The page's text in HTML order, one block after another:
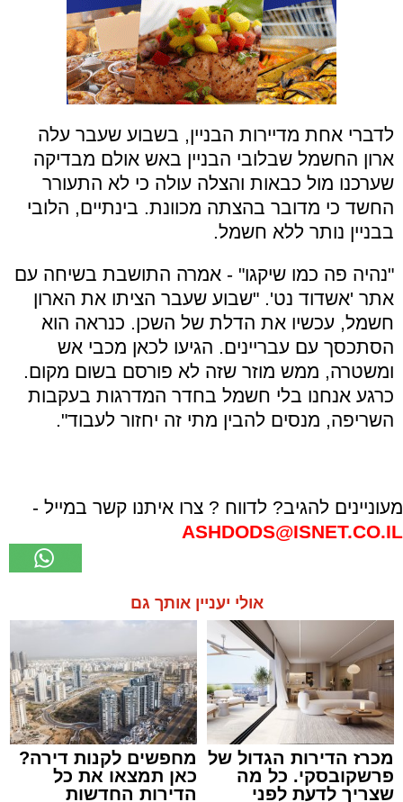
לדברי אחת מדיירות הבניין, בשבוע שעבר עלה
ארון החשמל שבלובי הבניין באש אולם מבדיקה
שערכנו מול כבאות והצלה עולה כי לא התעורר
החשד כי מדובר בהצתה מכוונת. בינתיים, הלובי
בבניין נותר ללא חשמל.
"נהיה פה כמו שיקגו" - אמרה התושבת בשיחה עם
אתר 'אשדוד נט'. "שבוע שעבר הציתו את הארון
חשמל, עכשיו את הדלת של השכן. כנראה הוא
הסתכסך עם עבריינים. הגיעו לכאן מכבי אש
ומשטרה, ממש מוזר שזה לא פורסם בשום מקום.
כרגע אנחנו בלי חשמל בחדר המדרגות בעקבות
השריפה, מנסים להבין מתי זה יחזור לעבוד".
מעוניינים להגיב? לדווח ? צרו איתנו קשר במייל -
ASHDODS@ISNET.CO.IL
אולי יעניין אותך גם
מכרז הדירות הגדול של
פרשקובסקי. כל מה
שצריך לדעת לפני
מחפשים לקנות דירה?
כאן תמצאו את כל
הדירות החדשות